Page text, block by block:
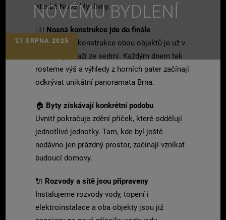
NOVÉMU BYDLENÍ
21 SRPNA2025
stavbě Nové Myslivny.
👷‍♀️ Nosná konstrukce jde do finále
Monolitická konstrukce obou objektů je už v
šestém podlaží ze sedmi. Každým dnem tak
rosteme výš a výhledy z horních pater začínají
odkrývat unikátní panoramata Brna.
🏠 Byty získávají konkrétní podobu
Uvnitř pokračuje zdění příček, které oddělují
jednotlivé jednotky. Tam, kde byl ještě
nedávno jen prázdný prostor, začínají vznikat
budoucí domovy.
🔌 Rozvody a sítě jsou připraveny
Instalujeme rozvody vody, topení i
elektroinstalace a oba objekty jsou již